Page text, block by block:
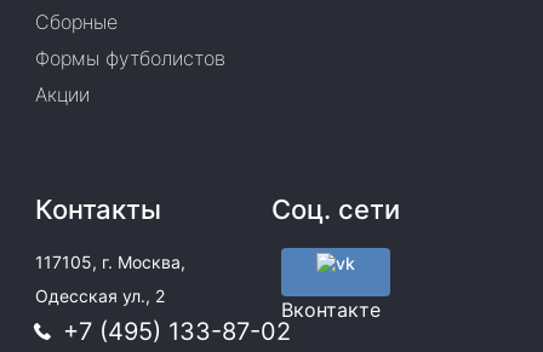
Сборные
Формы футболистов
Акции
Контакты
117105, г. Москва,
Одесская ул., 2
+7 (495) 133-87-02
Соц. сети
Вконтакте